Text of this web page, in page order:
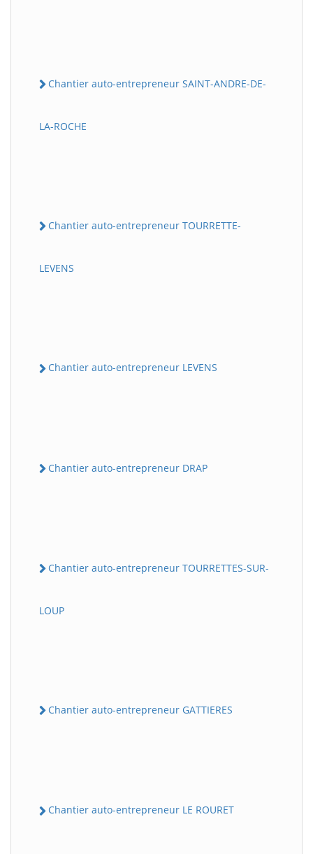
Chantier auto-entrepreneur SAINT-ANDRE-DE-
LA-ROCHE
Chantier auto-entrepreneur TOURRETTE-
LEVENS
Chantier auto-entrepreneur LEVENS
Chantier auto-entrepreneur DRAP
Chantier auto-entrepreneur TOURRETTES-SUR-
LOUP
Chantier auto-entrepreneur GATTIERES
Chantier auto-entrepreneur LE ROURET